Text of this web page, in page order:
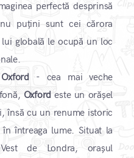
perfectă desprinsă
puțini sunt cei cărora
globală le ocupă un loc
- cea mai veche
Oxford este un orășel
însă cu un renume istoric
întreaga lume. Situat la
de Londra, orașul